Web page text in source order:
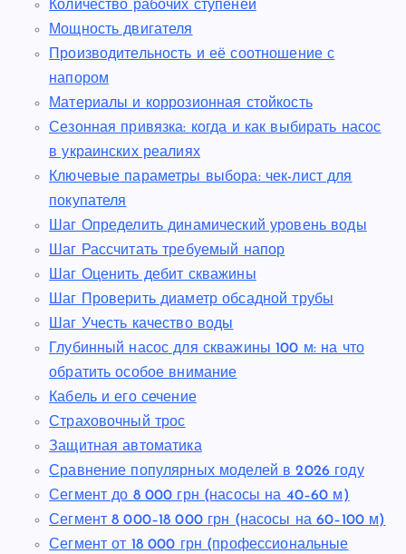
Количество рабочих ступеней
Мощность двигателя
Производительность и её соотношение с
напором
Материалы и коррозионная стойкость
Сезонная привязка: когда и как выбирать насос
в украинских реалиях
Ключевые параметры выбора: чек-лист для
покупателя
Шаг Определить динамический уровень воды
Шаг Рассчитать требуемый напор
Шаг Оценить дебит скважины
Шаг Проверить диаметр обсадной трубы
Шаг Учесть качество воды
Глубинный насос для скважины 100 м: на что
обратить особое внимание
Кабель и его сечение
Страховочный трос
Защитная автоматика
Сравнение популярных моделей в 2026 году
Сегмент до 8 000 грн (насосы на 40–60 м)
Сегмент 8 000–18 000 грн (насосы на 60–100 м)
Сегмент от 18 000 грн (профессиональные